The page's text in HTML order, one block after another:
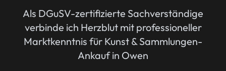
Als DGuSV-zertifizierte Sachverständige
verbinde ich Herzblut mit professioneller
Marktkenntnis für Kunst & Sammlungen-
Ankauf in Owen